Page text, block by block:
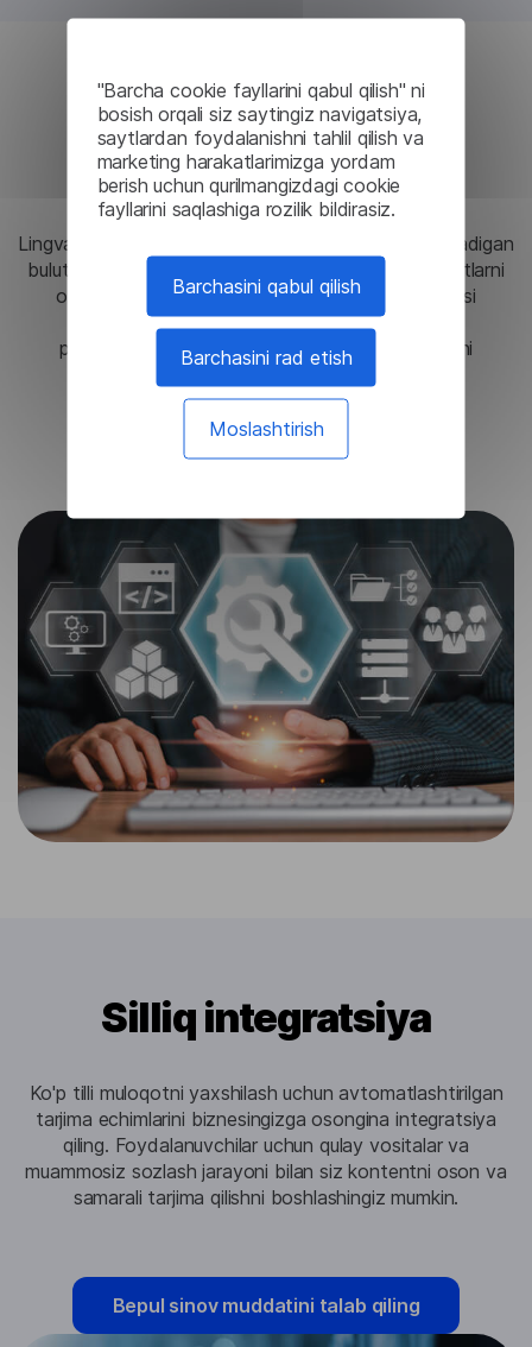
"Barcha cookie fayllarini qabul qilish" ni
bosish orqali siz saytingiz navigatsiya,
saytlardan foydalanishni tahlil qilish va
marketing harakatlarimizga yordam
berish uchun qurilmangizdagi cookie
fayllarini saqlashiga rozilik bildirasiz.
Barchasini qabul qilish
Barchasini rad etish
Moslashtirish
Platformaning ko'p
qirraliligi
Lingvanex Windows, macOS va Linux bilan mos keladigan
bulutli API, mahalliy va ilovalarga asoslangan variantlarni
o'z ichiga olgan moslashuvchan mashina tarjimasi
echimlarini taklif etadi. Ushbu ko'p qirralilik turli
platformalar va muhitlarda izchil tarjima ishlashini
Silliq integratsiya
Ko'p tilli muloqotni yaxshilash uchun avtomatlashtirilgan
tarjima echimlarini biznesingizga osongina integratsiya
qiling. Foydalanuvchilar uchun qulay vositalar va
muammosiz sozlash jarayoni bilan siz kontentni oson va
samarali tarjima qilishni boshlashingiz mumkin.
Bepul sinov muddatini talab qiling